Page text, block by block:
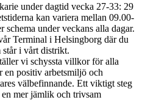
under dagtid vecka 27-33: 29
kan variera mellan 09.00-
under veckans alla dagar.
Terminal i Helsingborg där du
står i vårt distrikt.
vi schyssta villkor för alla
en positiv arbetsmiljö och
välbefinnande. Ett viktigt steg
mer jämlik och trivsam